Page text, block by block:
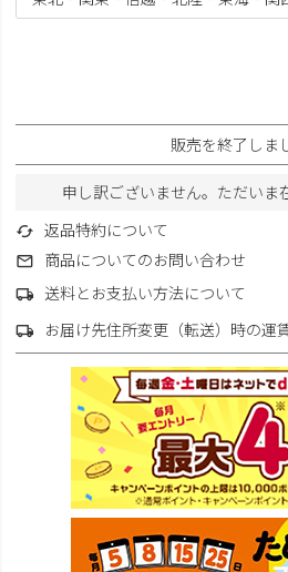
販売を終了しま
申し訳ございません。ただいま
返品特約について
商品についてのお問い合わせ
送料とお支払い方法について
お届け先住所変更（転送）時の運